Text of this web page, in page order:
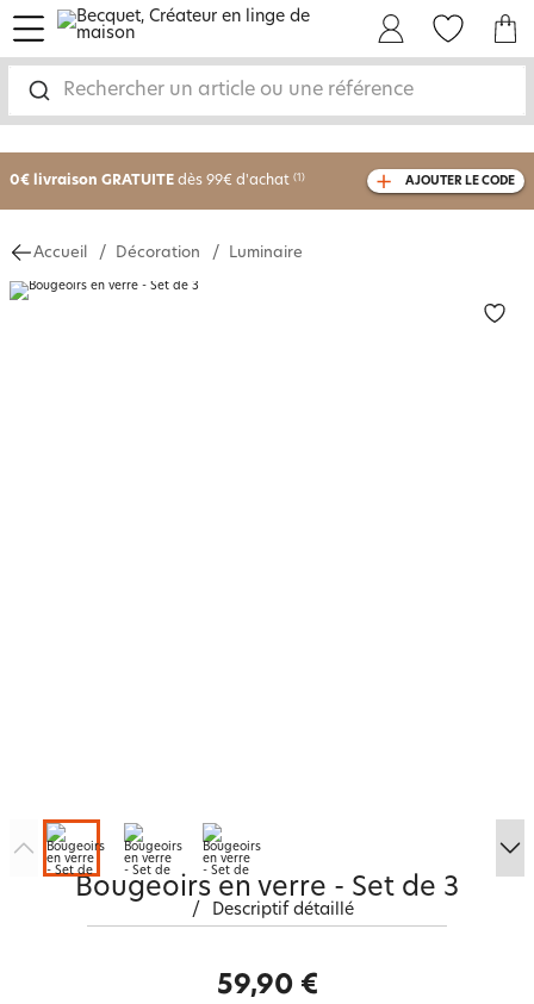
Rechercher un article ou une référence
menu
-25% sur votre commandedès 2 articles
0€ livraison GRATUITE dès 99€ d'achat (1) AJOUTER LE CODE
Accueil Décoration Luminaire
Bougeoirs en verre - Set de 3
/ Descriptif détaillé
59,90 €